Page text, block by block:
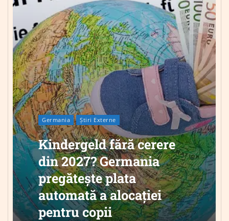
Germania Știri Externe
Kindergeld fără cerere
din 2027? Germania
pregătește plata
automată a alocației
pentru copii